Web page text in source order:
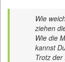
Wie
ziehen
Wie die
kannst
Trotz